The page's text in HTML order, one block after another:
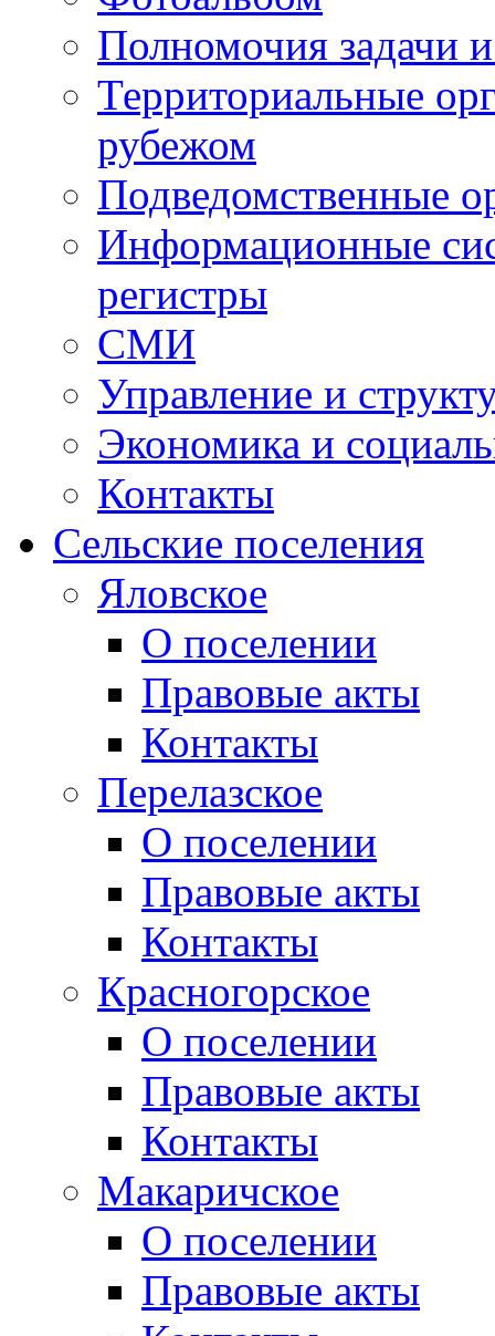
Полномочия задачи
Территориальные
рубежом
Подведомственные
Информационные
регистры
СМИ
Управление и
Экономика и
Контакты
Сельские поселения
Яловское
О поселении
Правовые акты
Контакты
Перелазское
О поселении
Правовые акты
Контакты
Красногорское
О поселении
Правовые акты
Контакты
Макаричское
О поселении
Правовые акты